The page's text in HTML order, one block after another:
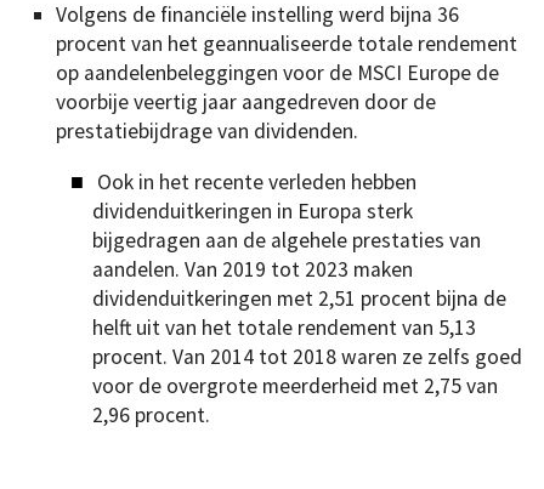
Volgens de financiële instelling werd bijna 36
procent van het geannualiseerde totale rendement
op aandelenbeleggingen voor de MSCI Europe de
voorbije veertig jaar aangedreven door de
prestatiebijdrage van dividenden.
Ook in het recente verleden hebben
dividenduitkeringen in Europa sterk
bijgedragen aan de algehele prestaties van
aandelen. Van 2019 tot 2023 maken
dividenduitkeringen met 2,51 procent bijna de
helft uit van het totale rendement van 5,13
procent. Van 2014 tot 2018 waren ze zelfs goed
voor de overgrote meerderheid met 2,75 van
2,96 procent.